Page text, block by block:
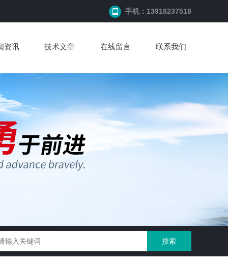
手机：13918237518
资讯 技术文章 在线留言 联系我们